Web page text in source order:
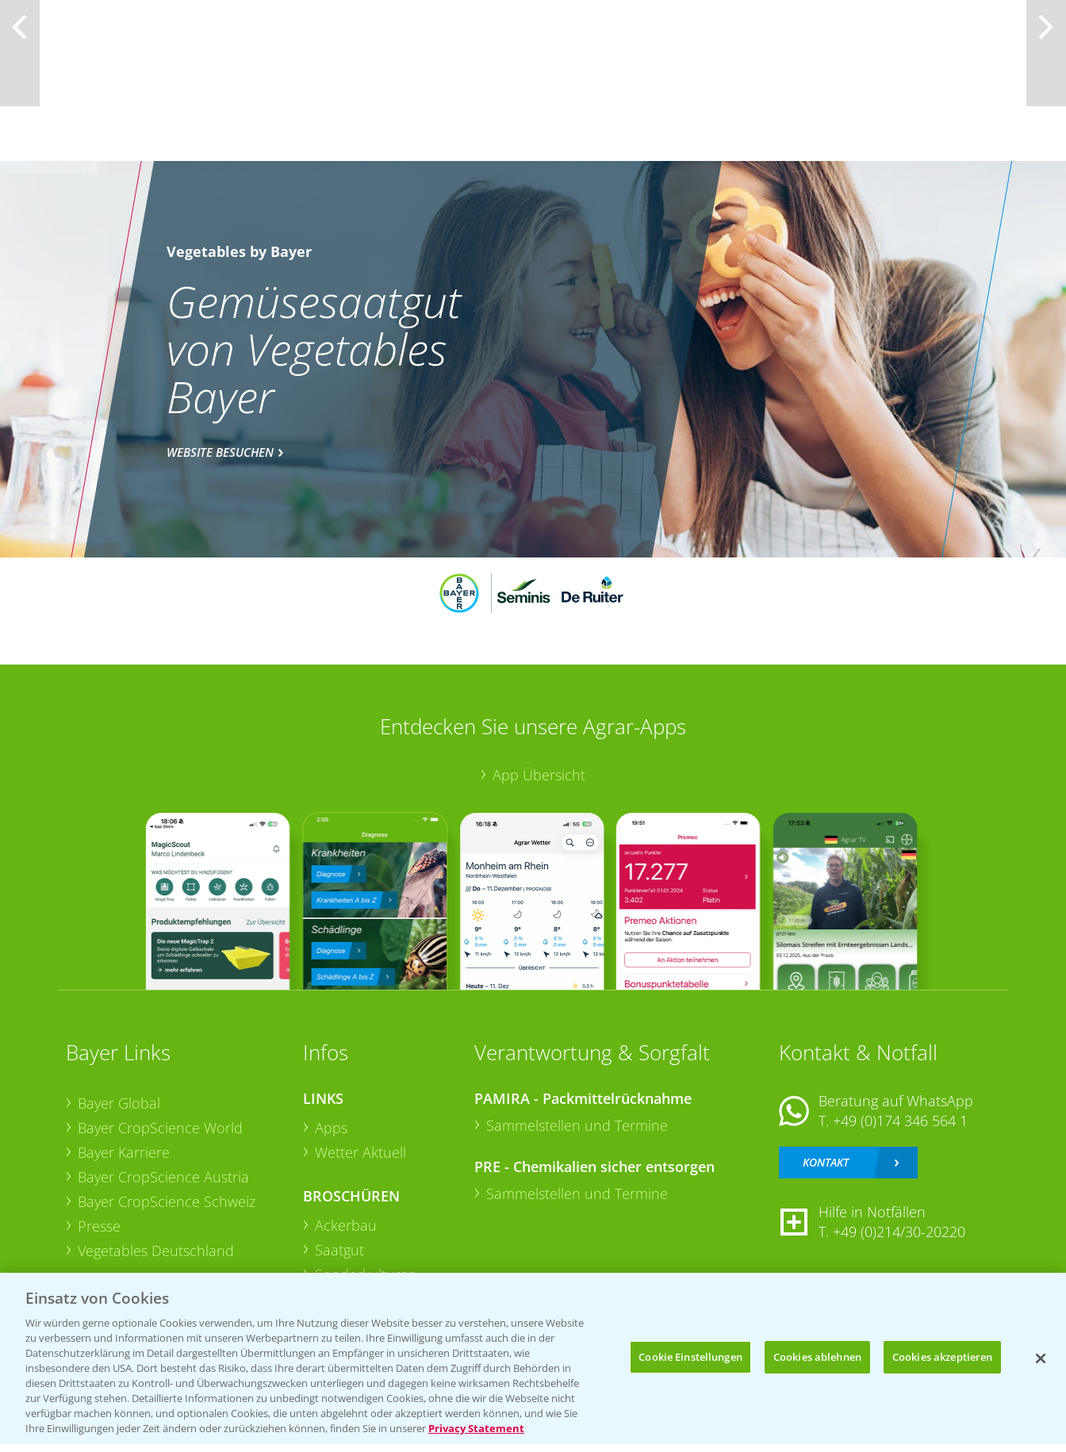
Bis zu 4 Produkte vergleichen:
Vegetables by Bayer
Gemüsesaatgut
von Vegetables
Bayer
WEBSITE BESUCHEN
Entdecken Sie unsere Agrar-Apps
App Übersicht
Bayer Links
Bayer Global
Bayer CropScience World
Bayer Karriere
Bayer CropScience Austria
Bayer CropScience Schweiz
Presse
Vegetables Deutschland
Infos
LINKS
Apps
Wetter Aktuell
BROSCHÜREN
Ackerbau
Saatgut
Sonderkulturen
Verantwortung & Sorgfalt
PAMIRA - Packmittelrücknahme
Sammelstellen und Termine
PRE - Chemikalien sicher entsorgen
Sammelstellen und Termine
Kontakt & Notfall
Beratung auf WhatsApp
T. +49 (0)174 346 564 1
KONTAKT
Hilfe in Notfällen
T. +49 (0)214/30-20220
Folgen Sie uns
Einsatz von Cookies
Wir würden gerne optionale Cookies verwenden, um Ihre Nutzung dieser Website besser zu verstehen, unsere Website
zu verbessern und Informationen mit unseren Werbepartnern zu teilen. Ihre Einwilligung umfasst auch die in der
Datenschutzerklärung im Detail dargestellten Übermittlungen an Empfänger in unsicheren Drittstaaten, wie
insbesondere den USA. Dort besteht das Risiko, dass Ihre derart übermittelten Daten dem Zugriff durch Behörden in
diesen Drittstaaten zu Kontroll- und Überwachungszwecken unterliegen und dagegen keine wirksamen Rechtsbehelfe
zur Verfügung stehen. Detaillierte Informationen zu unbedingt notwendigen Cookies, ohne die wir die Webseite nicht
verfügbar machen können, und optionalen Cookies, die unten abgelehnt oder akzeptiert werden können, und wie Sie
Ihre Einwilligungen jeder Zeit ändern oder zurückziehen können, finden Sie in unserer Privacy Statement
Cookie Einstellungen Cookies ablehnen Cookies akzeptieren